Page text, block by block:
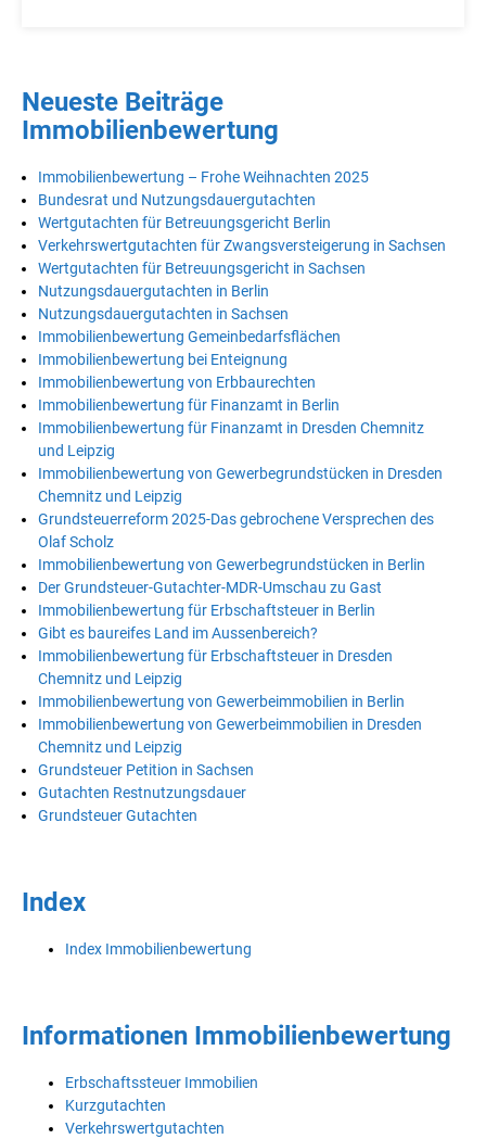
Neueste Beiträge
Immobilienbewertung
Immobilienbewertung – Frohe Weihnachten 2025
Bundesrat und Nutzungsdauergutachten
Wertgutachten für Betreuungsgericht Berlin
Verkehrswertgutachten für Zwangsversteigerung in Sachsen
Wertgutachten für Betreuungsgericht in Sachsen
Nutzungsdauergutachten in Berlin
Nutzungsdauergutachten in Sachsen
Immobilienbewertung Gemeinbedarfsflächen
Immobilienbewertung bei Enteignung
Immobilienbewertung von Erbbaurechten
Immobilienbewertung für Finanzamt in Berlin
Immobilienbewertung für Finanzamt in Dresden Chemnitz
und Leipzig
Immobilienbewertung von Gewerbegrundstücken in Dresden
Chemnitz und Leipzig
Grundsteuerreform 2025-Das gebrochene Versprechen des
Olaf Scholz
Immobilienbewertung von Gewerbegrundstücken in Berlin
Der Grundsteuer-Gutachter-MDR-Umschau zu Gast
Immobilienbewertung für Erbschaftsteuer in Berlin
Gibt es baureifes Land im Aussenbereich?
Immobilienbewertung für Erbschaftsteuer in Dresden
Chemnitz und Leipzig
Immobilienbewertung von Gewerbeimmobilien in Berlin
Immobilienbewertung von Gewerbeimmobilien in Dresden
Chemnitz und Leipzig
Grundsteuer Petition in Sachsen
Gutachten Restnutzungsdauer
Grundsteuer Gutachten
Index
Index Immobilienbewertung
Informationen Immobilienbewertung
Erbschaftssteuer Immobilien
Kurzgutachten
Verkehrswertgutachten